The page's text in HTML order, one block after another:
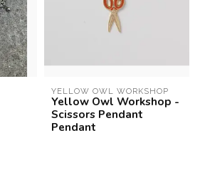
YELLOW OWL WORKSHOP
Yellow Owl Workshop -
Scissors Pendant
Pendant